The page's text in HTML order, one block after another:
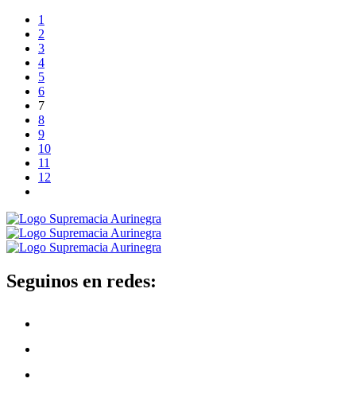
1
2
3
4
5
6
7
8
9
10
11
12
Seguinos en redes: